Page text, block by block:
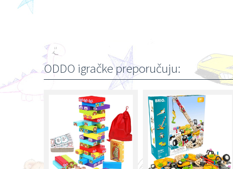
ODDO igračke preporučuju: